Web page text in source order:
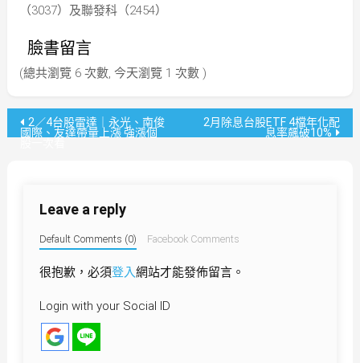
（3037）及聯發科（2454）
臉書留言
(總共瀏覽 6 次數, 今天瀏覽 1 次數 )
文2／4台股雷達｜永光、南俊
國際、友達帶量上漲 強漲個
2月除息台股ETF 4檔年化配
息率飆破10%
Leave a reply
Default Comments (0) Facebook Comments
很抱歉，必須登入網站才能發佈留言。
Login with your Social ID